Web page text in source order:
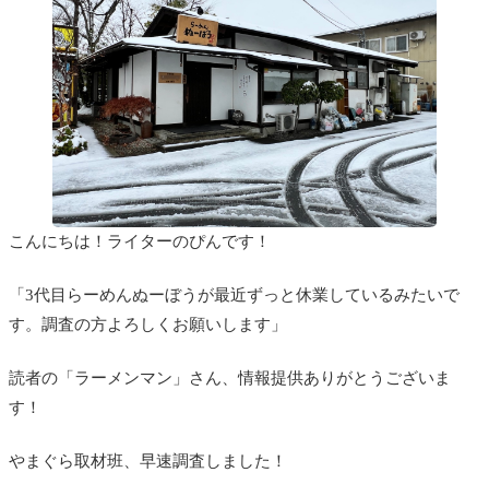
こんにちは！ライターのぴんです！
「3代目らーめんぬーぼうが最近ずっと休業しているみたいで
す。調査の方よろしくお願いします」
読者の「ラーメンマン」さん、情報提供ありがとうございま
す！
やまぐら取材班、早速調査しました！